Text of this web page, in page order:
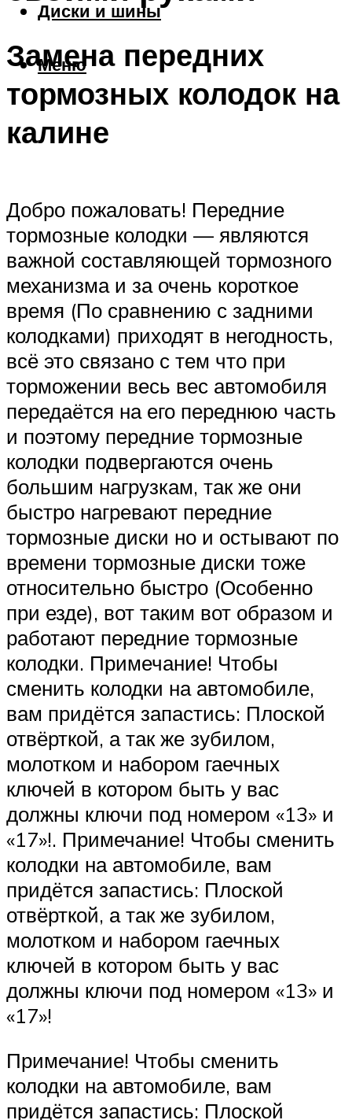
Диски и шины
Меню
Замена передних
тормозных колодок на
калине
Добро пожаловать! Передние
тормозные колодки — являются
важной составляющей тормозного
механизма и за очень короткое
время (По сравнению с задними
колодками) приходят в негодность,
всё это связано с тем что при
торможении весь вес автомобиля
передаётся на его переднюю часть
и поэтому передние тормозные
колодки подвергаются очень
большим нагрузкам, так же они
быстро нагревают передние
тормозные диски но и остывают по
времени тормозные диски тоже
относительно быстро (Особенно
при езде), вот таким вот образом и
работают передние тормозные
колодки. Примечание! Чтобы
сменить колодки на автомобиле,
вам придётся запастись: Плоской
отвёрткой, а так же зубилом,
молотком и набором гаечных
ключей в котором быть у вас
должны ключи под номером «13» и
«17»!. Примечание! Чтобы сменить
колодки на автомобиле, вам
придётся запастись: Плоской
отвёрткой, а так же зубилом,
молотком и набором гаечных
ключей в котором быть у вас
должны ключи под номером «13» и
«17»!
Примечание! Чтобы сменить
колодки на автомобиле, вам
придётся запастись: Плоской